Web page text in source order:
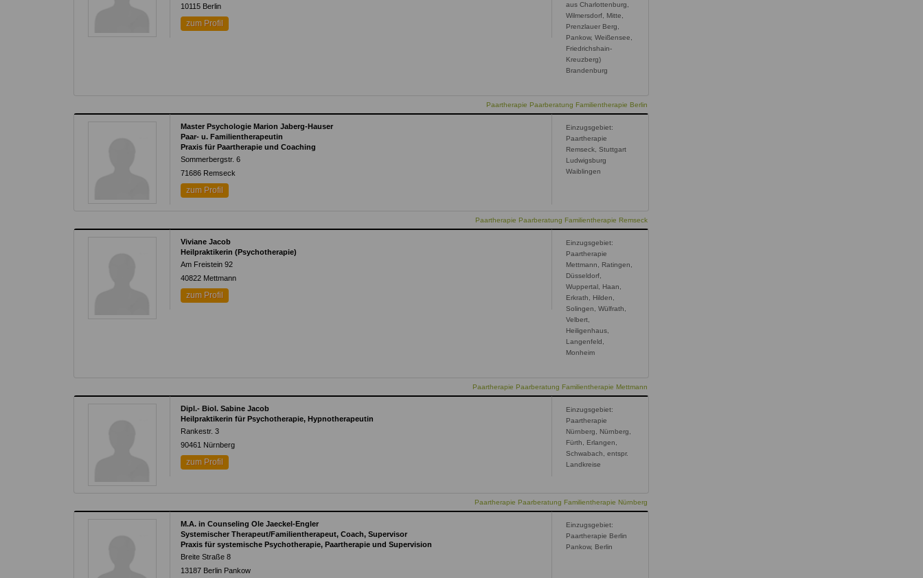
10115 Berlin
zum Profil
aus Charlottenburg,
Wilmersdorf, Mitte,
Prenzlauer Berg,
Pankow, Weißensee,
Friedrichshain-
Kreuzberg)
Brandenburg
Paartherapie Paarberatung Familientherapie Berlin
Master Psychologie Marion Jaberg-Hauser
Paar- u. Familientherapeutin
Praxis für Paartherapie und Coaching
Sommerbergstr. 6
71686 Remseck
zum Profil
Einzugsgebiet:
Paartherapie
Remseck, Stuttgart
Ludwigsburg
Waiblingen
Paartherapie Paarberatung Familientherapie Remseck
Viviane Jacob
Heilpraktikerin (Psychotherapie)
Am Freistein 92
40822 Mettmann
zum Profil
Einzugsgebiet:
Paartherapie
Mettmann, Ratingen,
Düsseldorf,
Wuppertal, Haan,
Erkrath, Hilden,
Solingen, Wülfrath,
Velbert,
Heiligenhaus,
Langenfeld,
Monheim
Paartherapie Paarberatung Familientherapie Mettmann
Dipl.- Biol. Sabine Jacob
Heilpraktikerin für Psychotherapie, Hypnotherapeutin
Rankestr. 3
90461 Nürnberg
zum Profil
Einzugsgebiet:
Paartherapie
Nürnberg, Nürnberg,
Fürth, Erlangen,
Schwabach, entspr.
Landkreise
Paartherapie Paarberatung Familientherapie Nürnberg
M.A. in Counseling Ole Jaeckel-Engler
Systemischer Therapeut/Familientherapeut, Coach, Supervisor
Praxis für systemische Psychotherapie, Paartherapie und Supervision
Breite Straße 8
13187 Berlin Pankow
Einzugsgebiet:
Paartherapie Berlin
Pankow, Berlin